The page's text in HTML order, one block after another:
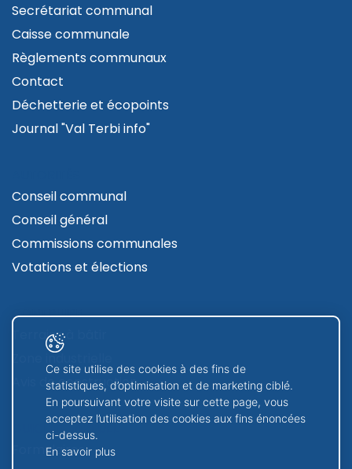
Secrétariat communal
Caisse communale
Règlements communaux
Contact
Déchetterie et écopoints
Journal "Val Terbi info"
Conseil communal
Conseil général
Commissions communales
Votations et élections
CONTRUIRE
Terrains à bâtir
Zone industrielle
Avis de construction
GUICHET VIRTUEL
Formulaires
Ce site utilise des cookies à des fins de
statistiques, d’optimisation et de marketing ciblé.
En poursuivant votre visite sur cette page, vous
acceptez l’utilisation des cookies aux fins énoncées
ci-dessus.
En savoir plus